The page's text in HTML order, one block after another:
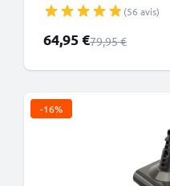
(56 avis)
Prix spécial
64,95 €Prix normal
79,95 €
-16%